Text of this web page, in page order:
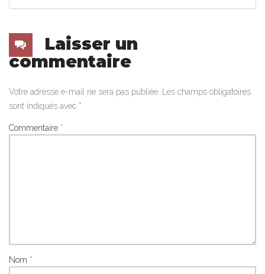
Laisser un
commentaire
Votre adresse e-mail ne sera pas publiée.
Les champs obligatoires
sont indiqués avec *
Commentaire *
Nom *